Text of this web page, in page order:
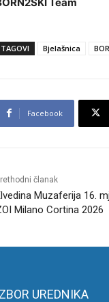
TAGOVI Bjelašnica
Facebook
članak
Muzaferija 16.
Milano Cortina 2026
UREDNIKA